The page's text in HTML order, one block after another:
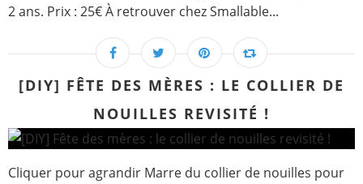
2 ans. Prix : 25€ À retrouver chez Smallable...
[DIY] FÊTE DES MÈRES : LE COLLIER DE
NOUILLES REVISITÉ !
Cliquer pour agrandir Marre du collier de nouilles pour